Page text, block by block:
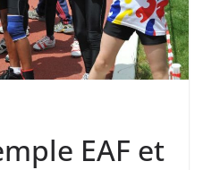
EAF et